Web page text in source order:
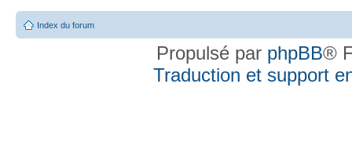
Index du forum
Propulsé par phpBB®
Traduction et support